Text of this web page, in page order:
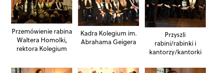
Przemówienie rabina
Waltera Homolki,
rektora Kolegium
Kadra Kolegium im.
Abrahama Geigera
Przyszli
rabini/rabinki i
kantorzy/kantorki